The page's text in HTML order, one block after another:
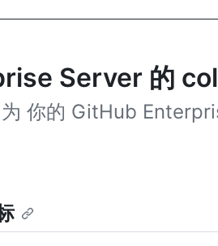
Server 的
为 你的 GitHub